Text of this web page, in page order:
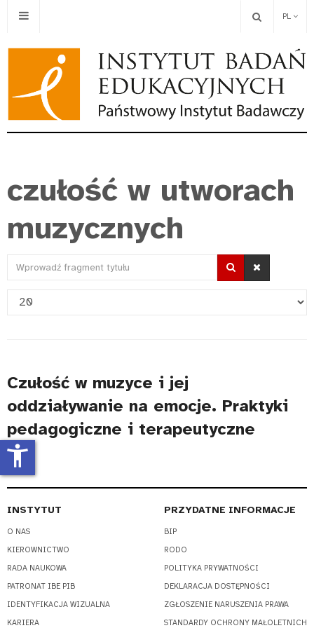
PL
czułość w utworach
muzycznych
Wprowadź
tytułu
Pokaż
Czułość w muzyce i jej
oddziaływanie na emocje. Praktyki
pedagogiczne i terapeutyczne
INSTYTUT
O NAS
KIEROWNICTWO
RADA NAUKOWA
PATRONAT IBE PIB
IDENTYFIKACJA WIZUALNA
KARIERA
PRZYDATNE INFORMACJE
BIP
RODO
POLITYKA PRYWATNOŚCI
DEKLARACJA DOSTĘPNOŚCI
ZGŁOSZENIE NARUSZENIA PRAWA
STANDARDY OCHRONY MAŁOLETNICH
accessibility_new